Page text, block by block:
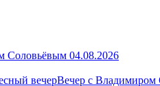
Соловьёвым 04.08.2026
Вечер с